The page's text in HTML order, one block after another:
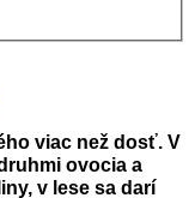
viac než dosť. V
ovocia a
v lese sa darí